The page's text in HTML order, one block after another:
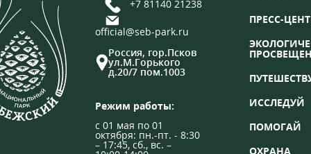
+7 81140 21238
official@seb-park.ru
Россия, гор.Псков
ул.М.Горького
д.20/7 пом.1003
Режим работы:
с 01 мая по 01
октября: пн.-пт. - 8:30
– 17:45, сб., вс. –
ПРЕСС-
ИССЛЕДУЙ
ПОМОГАЙ
ОХРАНА